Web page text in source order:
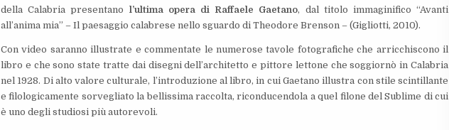
della Calabria presentano l’ultima opera di Raffaele Gaetano, dal titolo immaginifico “Avanti
all’anima mia” – Il paesaggio calabrese nello sguardo di Theodore Brenson – (Gigliotti, 2010).
Con video saranno illustrate e commentate le numerose tavole fotografiche che arricchiscono il
libro e che sono state tratte dai disegni dell’architetto e pittore lettone che soggiornò in Calabria
nel 1928. Di alto valore culturale, l’introduzione al libro, in cui Gaetano illustra con stile scintillante
e filologicamente sorvegliato la bellissima raccolta, riconducendola a quel filone del Sublime di cui
è uno degli studiosi più autorevoli.